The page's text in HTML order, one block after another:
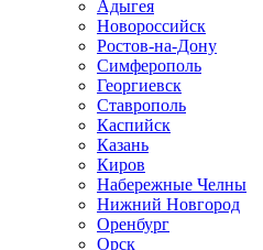
Адыгея
Новороссийск
Ростов-на-Дону
Симферополь
Георгиевск
Ставрополь
Каспийск
Казань
Киров
Набережные Челны
Нижний Новгород
Оренбург
Орск